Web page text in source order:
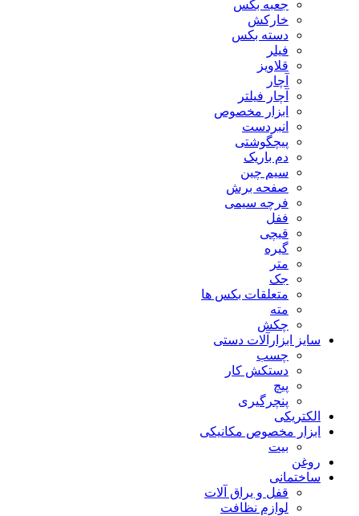
جعبه بکس
خارکش
دسته بکس
فیلر
قلاویز
آچار
آچار فیلتر
ابزار مخصوص
انبردست
پیچگوشتی
دم باریک
سیم چین
صفحه برش
فرچه سیمی
ففل
قیچی
گیره
متر
جک
متعلقات بکس ها
مته
چکش
سایز ابزارآلات دستی
چسب
دستکش کار
پیچ
پنچرگیری
الکتریکی
ابزار مخصوص مکانیکی
بیت
روغن
ساختمانی
قفل و یراق آلات
لوازم نظافت